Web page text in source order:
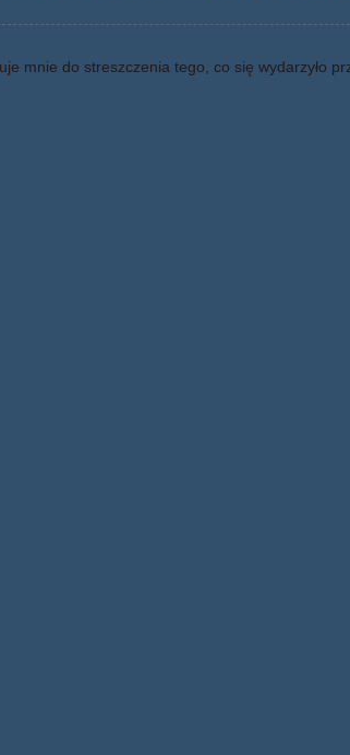
mnie do streszczenia tego, co się wydarzyło